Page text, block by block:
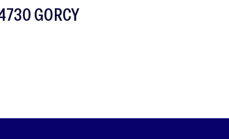
GORCY